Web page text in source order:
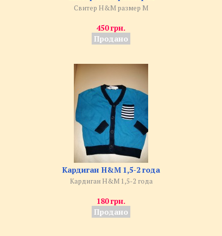
Свитер H&M размер M
450 грн.
Продано
Кардиган H&M 1,5-2 года
Кардиган H&M 1,5-2 года
180 грн.
Продано